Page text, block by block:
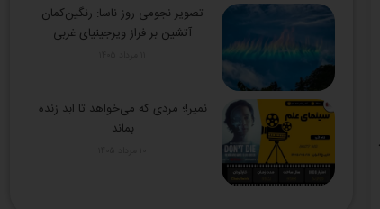
تصویر نجومی روز ناسا: رنگین‌کمان
آتشین بر فراز ویرجینیای غربی
نمیر!؛ مردی که می‌خواهد تا ابد زنده
بماند